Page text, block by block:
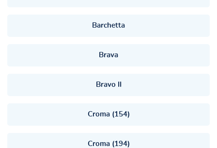
Barchetta
Brava
Bravo II
Croma (154)
Croma (194)